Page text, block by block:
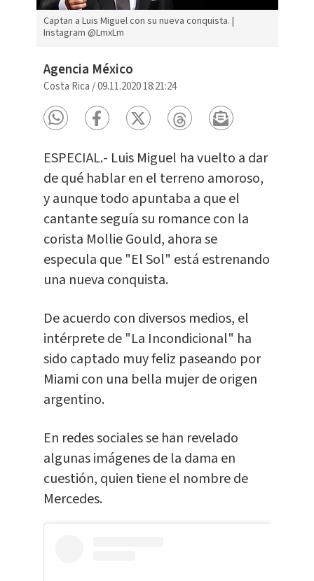
Captan a Luis Miguel con su nueva conquista. |
Instagram @LmxLm
Agencia México
Costa Rica /09.11.2020 18:21:24
ESPECIAL.- Luis Miguel ha vuelto a dar
de qué hablar en el terreno amoroso,
y aunque todo apuntaba a que el
cantante seguía su romance con la
corista Mollie Gould, ahora se
especula que "El Sol" está estrenando
una nueva conquista.
De acuerdo con diversos medios, el
intérprete de "La Incondicional" ha
sido captado muy feliz paseando por
Miami con una bella mujer de origen
argentino.
En redes sociales se han revelado
algunas imágenes de la dama en
cuestión, quien tiene el nombre de
Mercedes.